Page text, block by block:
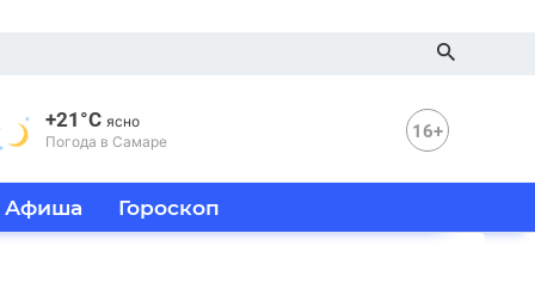
+21°C ясно
Погода в Самаре
16+
Афиша Гороскоп